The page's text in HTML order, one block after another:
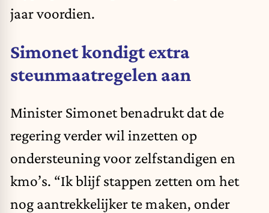
jaar voordien.
Simonet kondigt extra
steunmaatregelen aan
Minister Simonet benadrukt dat de
regering verder wil inzetten op
ondersteuning voor zelfstandigen en
kmo’s. “Ik blijf stappen zetten om het
nog aantrekkelijker te maken, onder